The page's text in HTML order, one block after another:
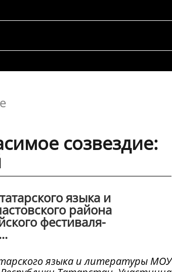
созвездие:
языка и
района
фестиваля-
языка и литературы МОУ